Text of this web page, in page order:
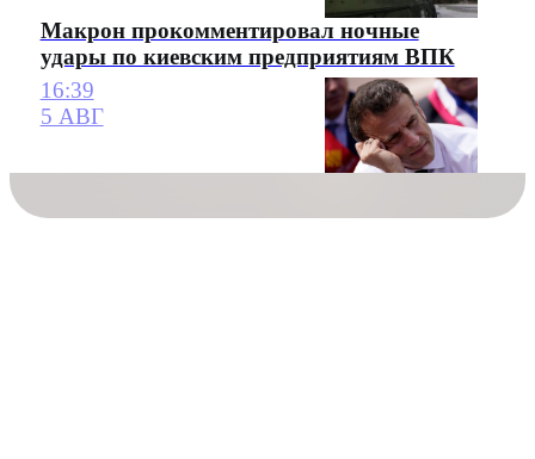
Макрон прокомментировал ночные
удары по киевским предприятиям ВПК
16:39
5 АВГ